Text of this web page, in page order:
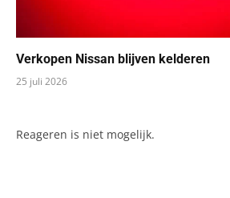
Verkopen Nissan blijven kelderen
25 juli 2026
Reageren is niet mogelijk.